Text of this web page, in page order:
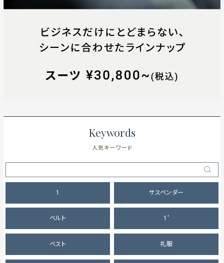
Keywords
人気キーワード
1 サスペンダー
ベルト 1'
ベスト 礼服